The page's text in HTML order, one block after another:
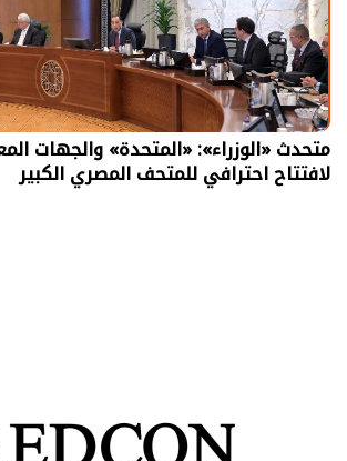
متحدث «الوزراء»: «المتحدة» والجهات
لافتتاح احترافي للمتحف المصري الكبير